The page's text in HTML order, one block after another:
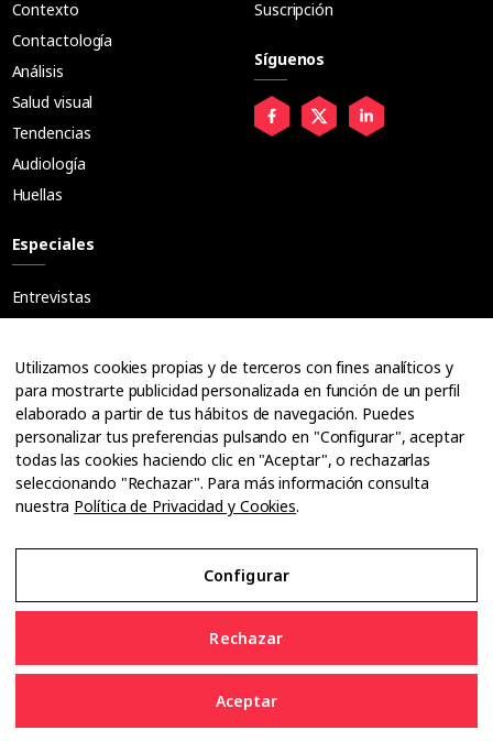
Contexto
Contactología
Análisis
Salud visual
Tendencias
Audiología
Huellas
Especiales
Entrevistas
Ópticos
Cuadernos
Guías
Dossier
Anuarios
Ofertas de empleo
Suscripción
Síguenos
Utilizamos cookies propias y de terceros con fines analíticos y
para mostrarte publicidad personalizada en función de un perfil
elaborado a partir de tus hábitos de navegación. Puedes
personalizar tus preferencias pulsando en "Configurar", aceptar
todas las cookies haciendo clic en "Aceptar", o rechazarlas
seleccionando "Rechazar". Para más información consulta
nuestra Política de Privacidad y Cookies.
Configurar
Rechazar
Aceptar
Aviso Legal
Política de Privacidad y Cookies
Configurar